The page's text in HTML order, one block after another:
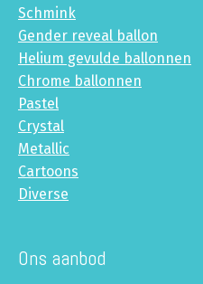
Schmink
Gender reveal ballon
Helium gevulde ballonnen
Chrome ballonnen
Pastel
Crystal
Metallic
Cartoons
Diverse
Ons aanbod